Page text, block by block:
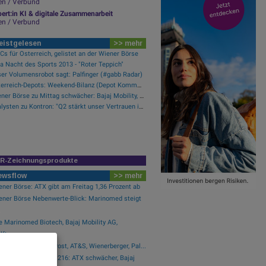
/ Verbund
KI & digitale Zusammenarbeit
/ Verbund
>> mehr
für Österreich, gelistet an der Wiener Börse
Nacht des Sports 2013 - "Roter Teppich"
Volumensrobot sagt: Palfinger (#gabb Radar)
Österreich-Depots: Weekend-Bilanz (Depot Kommentar)
Wiener Börse zu Mittag schwächer: Bajaj Mobility, FACC und Agrana gesucht
Analysten zu Kontron: "Q2 stärkt unser Vertrauen in die verbesserte operative Qualität"
Zeichnungsprodukte
>> mehr
Börse: ATX gibt am Freitag 1,36 Prozent ab
Börse Nebenwerte-Blick: Marinomed steigt
Marinomed Biotech, Bajaj Mobility AG,
Österreichische Post, AT&S, Wienerberger, Pal...
Börse Party #1216: ATX schwächer, Bajaj